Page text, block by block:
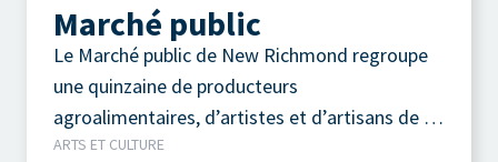
Marché public
Le Marché public de New Richmond regroupe
une quinzaine de producteurs
agroalimentaires, d’artistes et d’artisans de la
région.
ARTS ET CULTURE